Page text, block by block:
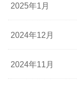
2025年1月
2024年12月
2024年11月